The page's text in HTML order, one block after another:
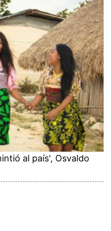
al país', Osvaldo